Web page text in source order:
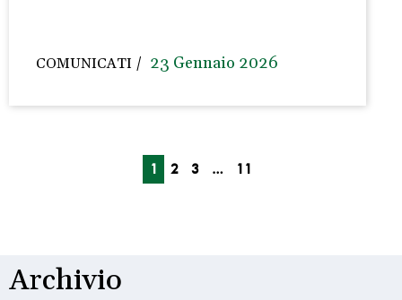
COMUNICATI 23 Gennaio 2026
1 2 3 … 11
Archivio